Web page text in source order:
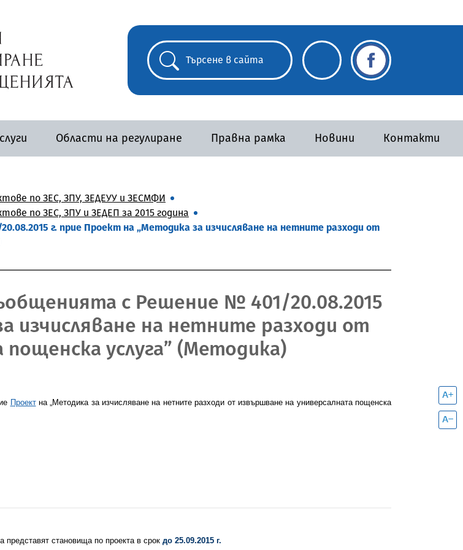
Области на регулиране Правна рамка Новини Контакти
по ЗЕС, ЗПУ, ЗЕДЕУУ и ЗЕСМФИ
по ЗЕС, ЗПУ и ЗЕДЕП за 2015 година
г. прие Проект на „Методика за изчисляване на нетните разходи от
с Решение № 401/20.08.2015
изчисляване на нетните разходи от
услуга” (Методика)
Проектна „Методика за изчисляване на нетните разходи от извършване на универсалната пощенска
представят становища по проекта в срок до 25.09.2015 г.